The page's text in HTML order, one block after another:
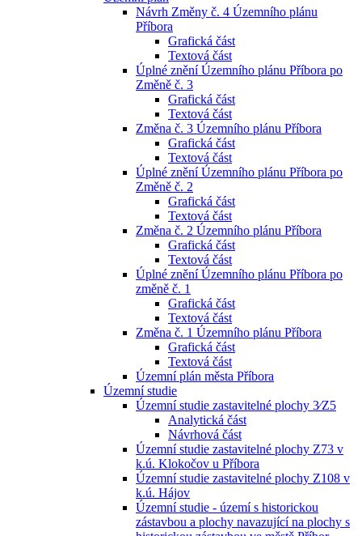
Návrh Změny č. 4 Územního plánu
Příbora
Grafická část
Textová část
Úplné znění Územního plánu Příbora po
Změně č. 3
Grafická část
Textová část
Změna č. 3 Územního plánu Příbora
Grafická část
Textová část
Úplné znění Územního plánu Příbora po
Změně č. 2
Grafická část
Textová část
Změna č. 2 Územního plánu Příbora
Grafická část
Textová část
Úplné znění Územního plánu Příbora po
změně č. 1
Grafická část
Textová část
Změna č. 1 Územního plánu Příbora
Grafická část
Textová část
Územní plán města Příbora
Územní studie
Územní studie zastavitelné plochy 3⁄Z5
Analytická část
Návrhová část
Územní studie zastavitelné plochy Z73 v
k.ú. Klokočov u Příbora
Územní studie zastavitelné plochy Z108 v
k.ú. Hájov
Územní studie - území s historickou
zástavbou a plochy navazující na plochy s